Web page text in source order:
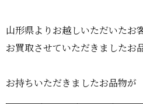
山形県よりお越しいただいたお
お買取させていただきましたお
お持ちいただきましたお品物が